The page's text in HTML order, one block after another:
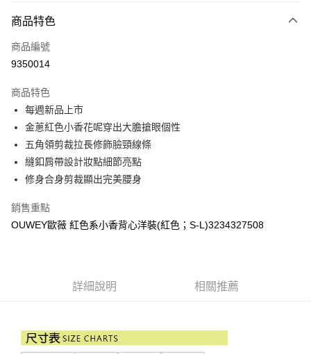
3 期 0 利率 每期
合作金庫商業銀行
上海商業儲蓄銀行
臺灣中小企業銀行
匯豐（台灣）商業銀行
聯邦商業銀行
遠東國際商業銀行
元大商業銀行
玉山商業銀行
台灣樂天信用卡公司
超商取貨付款
LINE Pay
Apple Pay
街口支付
悠遊付
全盈+PAY
相關說明
【大哥付你分期使用說明】
3.實際核准額度、可分期數及費用金額請依後續交易確認頁面所載為準。
法說明評估內容。
【繳款方式說明】
AFTEE先享後付是「在收到商品之後才付款」的支付方式。 讓您購物簡單
３．安心：先確認商品／服務後，再付款。
每筆NT$120，滿NT$2,500(含以上)免運費
商品特色
商品編號
9350014
商品特色
每週新品上市
金蔥紅色小香花呢穿出大膽搶眼個性
五角領剪裁拉長修飾臉頸線條
縫釦肩帶設計妝點細節亮點
修身合身剪裁顯出完美腰身
銷售重點
OUWEY歐薇 紅色系小香背心洋裝(紅色；S-L)3234327508
詳細說明 相關推薦